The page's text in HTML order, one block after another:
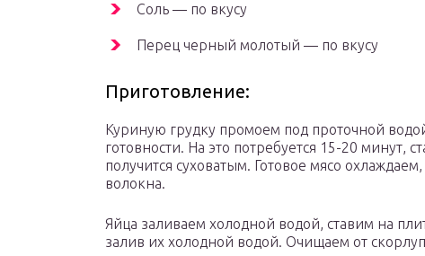
Соль — по вкусу
Перец черный молотый — по вкусу
Приготовление:
Куриную грудку промоем под проточной
готовности. На это потребуется 15-20 минут,
получится суховатым. Готовое мясо
волокна.
Яйца заливаем холодной водой, ставим на
залив их холодной водой. Очищаем от